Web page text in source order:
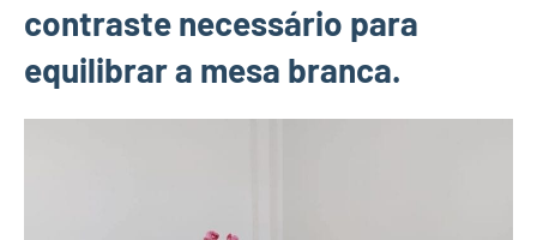
contraste necessário para
equilibrar a mesa branca.